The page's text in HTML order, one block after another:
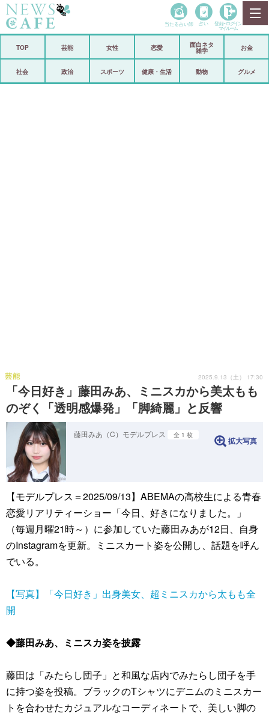
政治
当たる占い師 占い 登録• ログイン
マイルーム
TOP 芸能 女性 恋愛
面白ネタ
雑学
お金
社会 政治 スポーツ 健康・生活 動物 グルメ
「今日好き」藤田みあ、ミニスカから美太もも
のぞく「透明感爆発」「脚綺麗」と反響
芸能 2025.9.13（土） 17:30
藤田みあ（C）モデルプレス 全 1 枚
拡大写真
【モデルプレス＝2025/09/13】ABEMAの高校生による青春
恋愛リアリティーショー「今日、好きになりました。」
（毎週月曜21時～）に参加していた藤田みあが12日、自身
のInstagramを更新。ミニスカート姿を公開し、話題を呼ん
でいる。
【写真】「今日好き」出身美女、超ミニスカから太もも全
開
◆藤田みあ、ミニスカ姿を披露
藤田は「みたらし団子」と和風な店内でみたらし団子を手
に持つ姿を投稿。ブラックのTシャツにデニムのミニスカー
トを合わせたカジュアルなコーディネートで、美しい脚の